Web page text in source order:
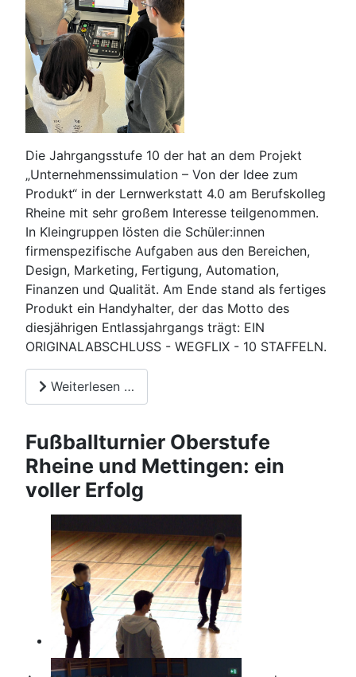
Die Jahrgangsstufe 10 der hat an dem Projekt
„Unternehmenssimulation – Von der Idee zum
Produkt“ in der Lernwerkstatt 4.0 am Berufskolleg
Rheine mit sehr großem Interesse teilgenommen.
In Kleingruppen lösten die Schüler:innen
firmenspezifische Aufgaben aus den Bereichen,
Design, Marketing, Fertigung, Automation,
Finanzen und Qualität. Am Ende stand als fertiges
Produkt ein Handyhalter, der das Motto des
diesjährigen Entlassjahrgangs trägt: EIN
ORIGINALABSCHLUSS - WEGFLIX - 10 STAFFELN.
Weiterlesen …
Fußballturnier Oberstufe
Rheine und Mettingen: ein
voller Erfolg